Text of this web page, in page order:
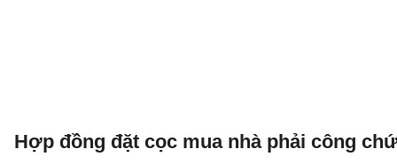
Hợp đồng đặt cọc mua nhà phải công